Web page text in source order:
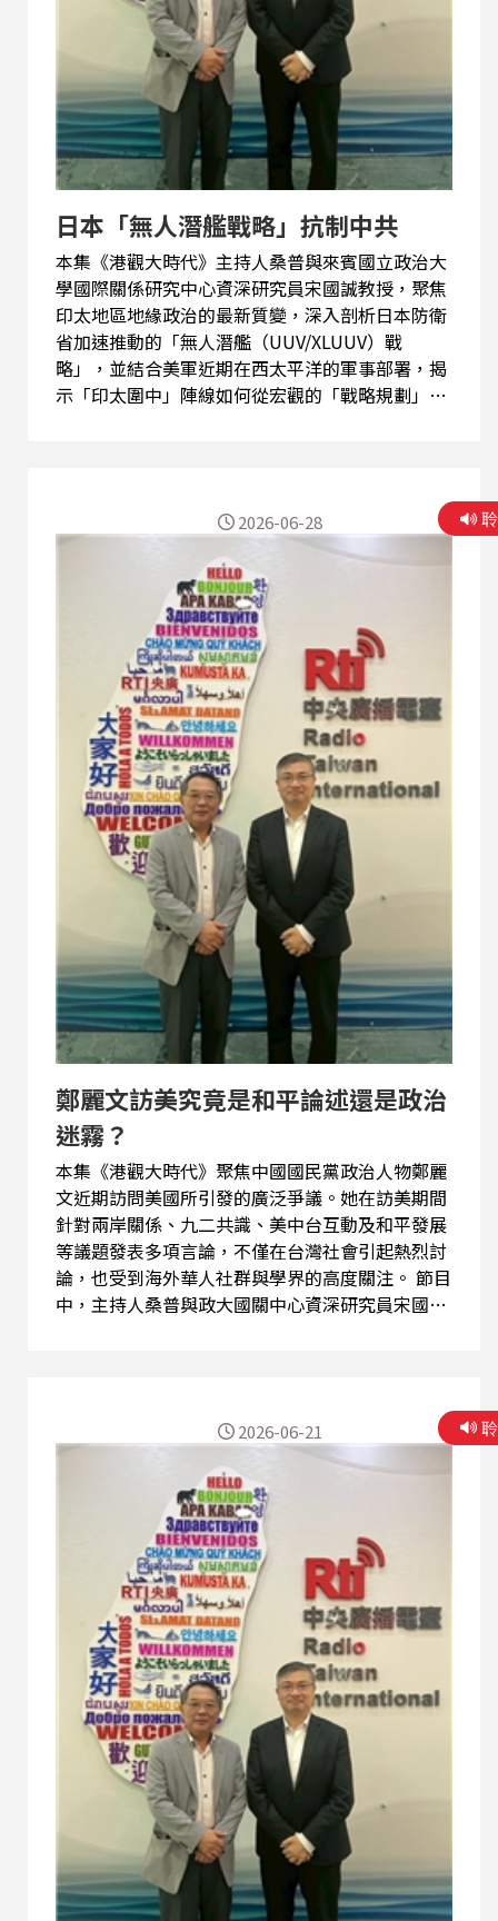
日本「無人潛艦戰略」抗制中共
本集《港觀大時代》主持人桑普與來賓國立政治大
學國際關係研究中心資深研究員宋國誠教授，聚焦
印太地區地緣政治的最新質變，深入剖析日本防衛
省加速推動的「無人潛艦（UUV/XLUUV）戰
略」，並結合美軍近期在西太平洋的軍事部署，揭
示「印太圍中」陣線如何從宏觀的「戰略規劃」正
「本土防衛」轉向「主動遏阻」。這張由美日協同
在太平洋構築的全方位、多層次水下監控與打擊
網，無疑已成為極力想走向深藍、控制西太平洋的
中共海軍一道極難突破且成本高昂的隱形屏障，也
為台海和平與印太安全秩序提供了更具實質韌性的
戰術支撐。
鄭麗文訪美究竟是和平論述還是政治
迷霧？
本集《港觀大時代》聚焦中國國民黨政治人物鄭麗
文近期訪問美國所引發的廣泛爭議。她在訪美期間
針對兩岸關係、九二共識、美中台互動及和平發展
等議題發表多項言論，不僅在台灣社會引起熱烈討
論，也受到海外華人社群與學界的高度關注。 節目
中，主持人桑普與政大國關中心資深研究員宋國誠
也探討近年備受關注的「修昔底德陷阱」理論，分
析大國競爭究竟是權力衝突還是制度衝突，以及文
化同源是否足以化解政治與價值體系的矛盾。同
時，節目亦討論美國官方對鄭麗文訪美行程的反
應，以及海外華人社群在相關活動中出現的衝突事
以及台灣社會對和平與安全的不同期待，本集節目
進一步探討：和平是否能透過對話獲得保障？台灣
應如何在民主價值、國防安全與國際合作之間取得
平衡？
2026-06-28
2026-06-21